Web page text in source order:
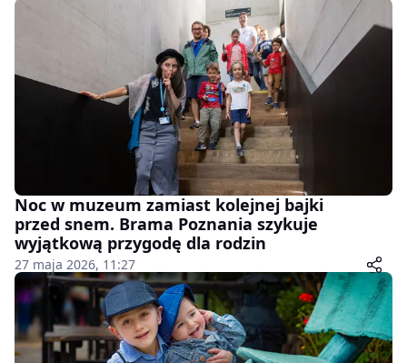
Noc w muzeum zamiast kolejnej bajki
przed snem. Brama Poznania szykuje
wyjątkową przygodę dla rodzin
27 maja 2026, 11:27